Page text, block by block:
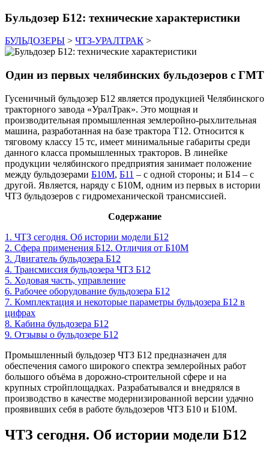
Бульдозер Б12: технические характеристики
БУЛЬДОЗЕРЫ > ЧТЗ-УРАЛТРАК >
Один из первых челябинских бульдозеров с ГМТ
Гусеничный бульдозер Б12 является продукцией Челябинского
тракторного завода «УралТрак». Это мощная и
производительная промышленная землеройно-рыхлительная
машина, разработанная на базе трактора Т12. Относится к
тяговому классу 15 тс, имеет минимальные габариты среди
данного класса промышленных тракторов. В линейке
продукции челябинского предприятия занимает положение
между бульдозерами Б10М, Б11 – с одной стороны; и Б14 – с
другой. Является, наряду с Б10М, одним из первых в истории
ЧТЗ бульдозеров с гидромеханической трансмиссией.
Содержание
1. ЧТЗ сегодня. Об истории модели Б12
2. Сфера применения Б12. Отличия от Б10М
3. Двигатель бульдозера Б12
4. Трансмиссия бульдозера ЧТЗ Б12
5. Ходовая часть, управление
6. Рабочее оборудование бульдозера Б12
7. Комплектация и некоторые параметры бульдозера Б12 в
цифрах
8. Кабина бульдозера Б12
9. Отзывы о бульдозере Б12
Промышленный бульдозер ЧТЗ Б12 предназначен для
обеспечения самого широкого спектра землеройных работ
большого объёма в дорожно-строительной сфере и на
крупных стройплощадках. Разрабатывался и внедрялся в
производство в качестве модернизированной версии удачно
проявивших себя в работе бульдозеров ЧТЗ Б10 и Б10М.
ЧТЗ сегодня. Об истории модели Б12